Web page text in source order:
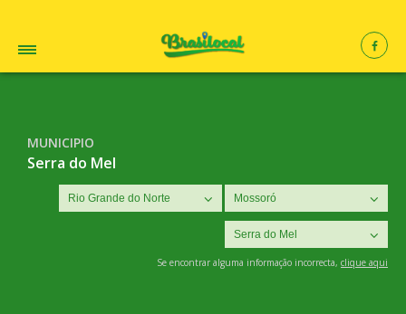
MUNICIPIO
Serra do Mel
Se encontrar alguma informação incorrecta, clique aqui